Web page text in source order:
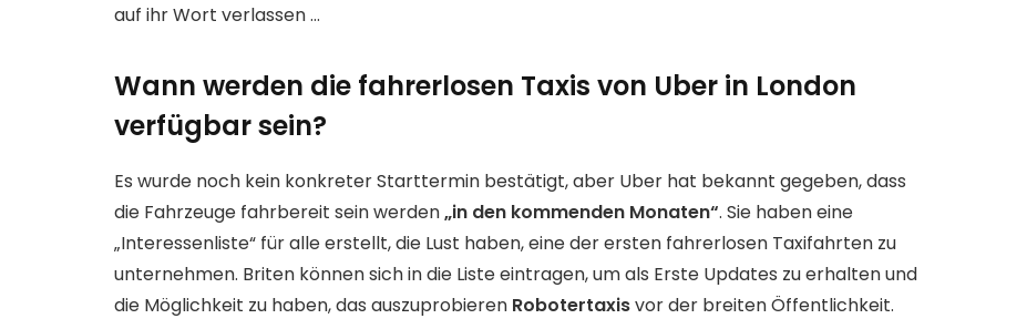
auf ihr Wort verlassen …
Wann werden die fahrerlosen Taxis von Uber in London
verfügbar sein?
Es wurde noch kein konkreter Starttermin bestätigt, aber Uber hat bekannt gegeben, dass
die Fahrzeuge fahrbereit sein werden„in den kommenden Monaten“. Sie haben eine
„Interessenliste“ für alle erstellt, die Lust haben, eine der ersten fahrerlosen Taxifahrten zu
unternehmen. Briten können sich in die Liste eintragen, um als Erste Updates zu erhalten und
die Möglichkeit zu haben, das auszuprobieren Robotertaxisvor der breiten Öffentlichkeit.